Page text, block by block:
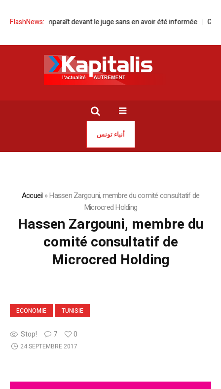
FlashNews:
comparaît devant le juge sans en avoir été informée Green
أنباء تونس
Accueil »Hassen Zargouni, membre du comité consultatif de
Microcred Holding
Hassen Zargouni, membre du
comité consultatif de
Microcred Holding
ECONOMIE TUNISIE
Stop! 7 0
24 SEPTEMBRE 2017